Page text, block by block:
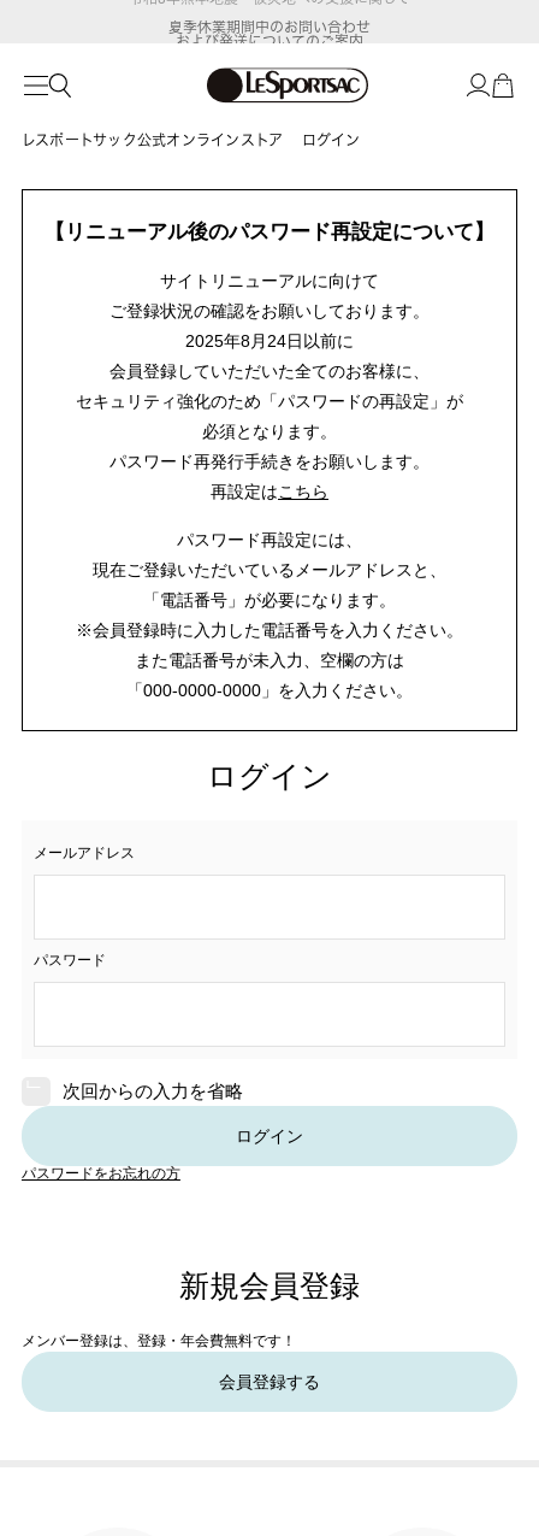
夏季休業期間中のお問い合わせ
および発送についてのご案内
レスポートサック公式オンラインストア ログイン
【リニューアル後のパスワード再設定について】
サイトリニューアルに向けて
ご登録状況の確認をお願いしております。
2025年8月24日以前に
会員登録していただいた全てのお客様に、
セキュリティ強化のため「パスワードの再設定」が
必須となります。
パスワード再発行手続きをお願いします。
再設定はこちら
パスワード再設定には、
現在ご登録いただいているメールアドレスと、
「電話番号」が必要になります。
※会員登録時に入力した電話番号を入力ください。
また電話番号が未入力、空欄の方は
「000-0000-0000」を入力ください。
ログイン
メールアドレス
パスワード
次回からの入力を省略
ログイン
パスワードをお忘れの方
新規会員登録
メンバー登録は、登録・年会費無料です！
会員登録する